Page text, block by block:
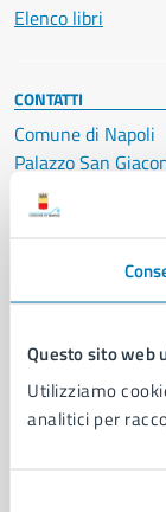
Questo sito web
Utilizziamo
analitici per
Elenco libri
CONTATTI
Comune di Napoli
Palazzo San
P. IVA:
LEI:
PEC:
Centralino unico:
Leggi le FAQ